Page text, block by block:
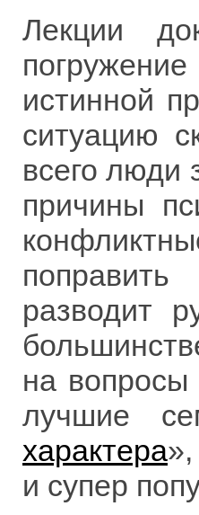
Лекции
истинной
ситуацию
всего люди
причины
разводит
на вопросы
лучшие
характера
и супер